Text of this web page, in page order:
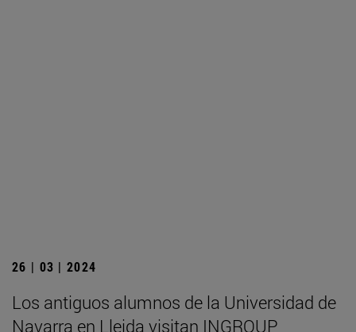
26 | 03 | 2024
Los antiguos alumnos de la Universidad de
Navarra en Lleida visitan INGROUP